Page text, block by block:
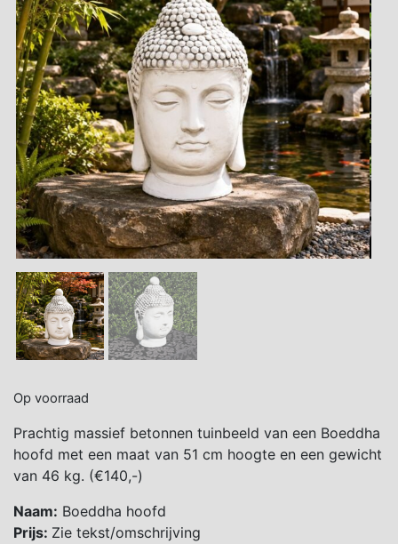
Op voorraad
Prachtig massief betonnen tuinbeeld van een Boeddha
hoofd met een maat van 51 cm hoogte en een gewicht
van 46 kg. (€140,-)
Naam: Boeddha hoofd
Prijs: Zie tekst/omschrijving